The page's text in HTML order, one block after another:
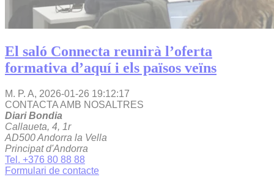
El saló Connecta reunirà l’oferta
formativa d’aquí i els països veïns
M. P. A, 2026-01-26 19:12:17
CONTACTA AMB NOSALTRES
Diari Bondia
Callaueta, 4, 1r
AD500 Andorra la Vella
Principat d'Andorra
Tel. +376 80 88 88
Formulari de contacte